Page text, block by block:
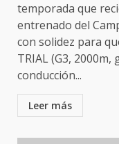
temporada que
entrenado del
con solidez para
TRIAL (G3, 2000m,
conducción...
Leer más